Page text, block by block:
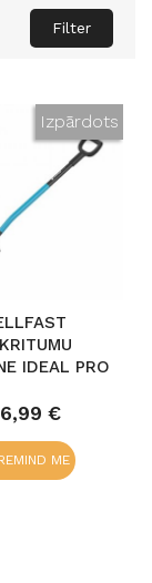
Filter
Izpārdots
IDEAL PRO
€
ME